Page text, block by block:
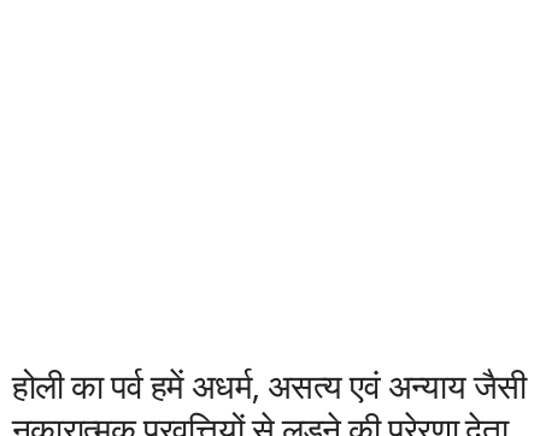
होली का पर्व हमें अधर्म, असत्य एवं अन्याय जैसी